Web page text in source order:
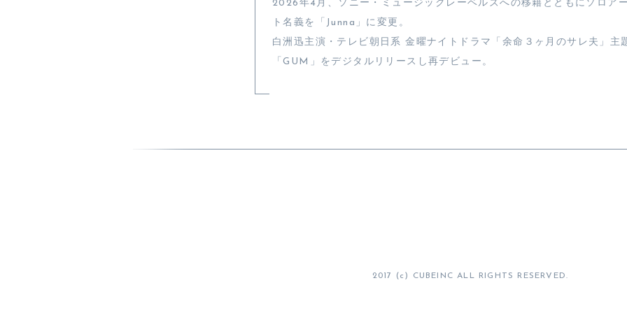
2026年4月、ソニー・ミュージックレーベルズへの移籍とともにソロア
ト名義を「Junna」に変更。
白洲迅主演・テレビ朝日系 金曜ナイトドラマ「余命３ヶ月のサレ夫」主
「GUM」をデジタルリリースし再デビュー。
2017 (c) CUBEINC ALL RIGHTS RESERVED.